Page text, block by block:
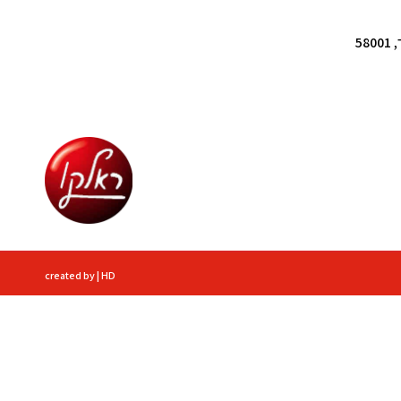
created by | HD